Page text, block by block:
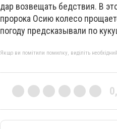
дар возвещать бедствия. В
пророка Осию колесо
погоду предсказывали по
Якщо ви помітили помилку, виділіть